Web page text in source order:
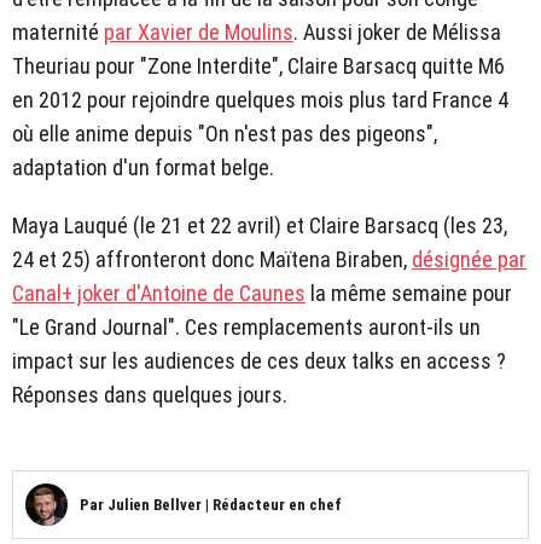
maternité par Xavier de Moulins. Aussi joker de Mélissa
Theuriau pour "Zone Interdite", Claire Barsacq quitte M6
en 2012 pour rejoindre quelques mois plus tard France 4
où elle anime depuis "On n'est pas des pigeons",
adaptation d'un format belge.
Maya Lauqué (le 21 et 22 avril) et Claire Barsacq (les 23,
24 et 25) affronteront donc Maïtena Biraben, désignée par
Canal+ joker d'Antoine de Caunes la même semaine pour
"Le Grand Journal". Ces remplacements auront-ils un
impact sur les audiences de ces deux talks en access ?
Réponses dans quelques jours.
Par Julien Bellver | Rédacteur en chef